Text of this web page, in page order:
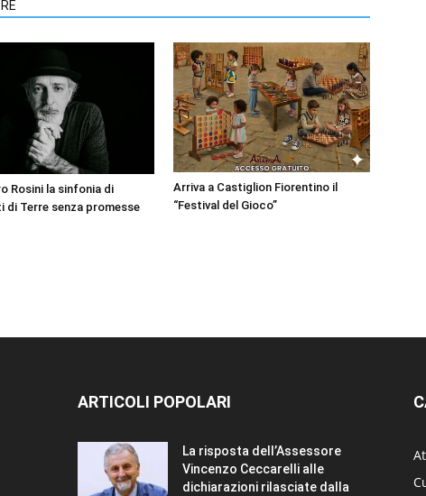
Rosini la sinfonia di
di Terre senza promesse
Arriva a Castiglion Fiorentino il
“Festival del Gioco”
ARTICOLI POPOLARI
La risposta dell’Assessore
Vincenzo Ceccarelli alle
dichiarazioni rilasciate dalla